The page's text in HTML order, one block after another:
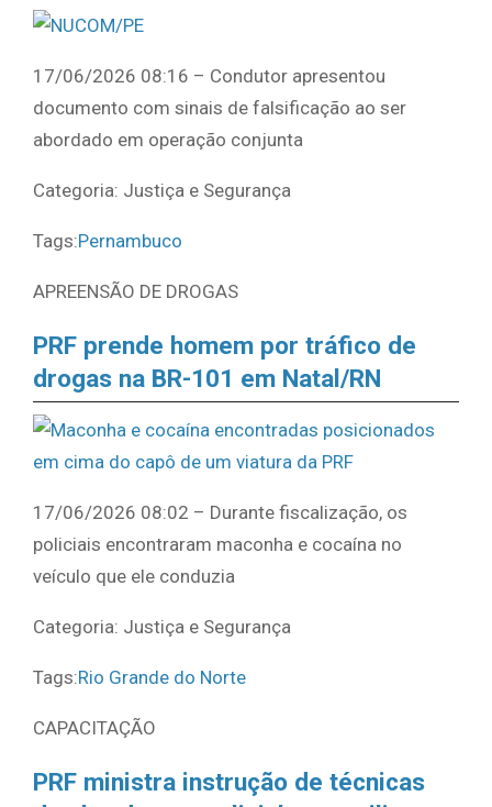
17/06/2026 08:16 – Condutor apresentou
documento com sinais de falsificação ao ser
abordado em operação conjunta
Categoria: Justiça e Segurança
Tags:Pernambuco
APREENSÃO DE DROGAS
PRF prende homem por tráfico de
drogas na BR-101 em Natal/RN
17/06/2026 08:02 – Durante fiscalização, os
policiais encontraram maconha e cocaína no
veículo que ele conduzia
Categoria: Justiça e Segurança
Tags:Rio Grande do Norte
CAPACITAÇÃO
PRF ministra instrução de técnicas